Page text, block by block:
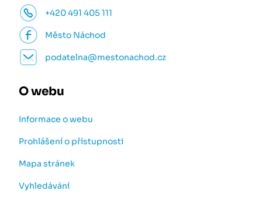
+420 491 405 111
Město Náchod
podatelna@mestonachod.cz
O webu
Informace o webu
Prohlášení o přístupnosti
Mapa stránek
Vyhledávání